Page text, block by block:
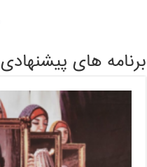
برنامه های پیشنهادی